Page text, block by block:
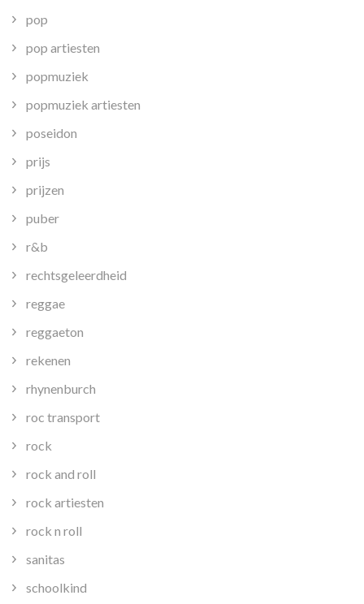
pop
pop artiesten
popmuziek
popmuziek artiesten
poseidon
prijs
prijzen
puber
r&b
rechtsgeleerdheid
reggae
reggaeton
rekenen
rhynenburch
roc transport
rock
rock and roll
rock artiesten
rock n roll
sanitas
schoolkind